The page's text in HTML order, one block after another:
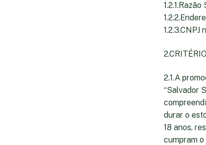
1.2.3.CNPJ
2.1.A
“Salvador
durar o
18 anos,
cumpram